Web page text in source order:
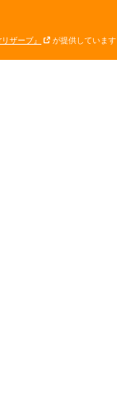
ザーブ』 が提供しています